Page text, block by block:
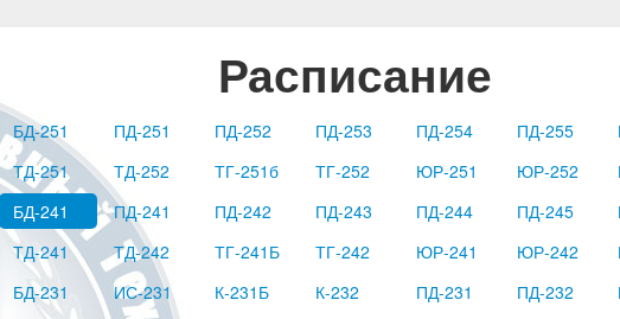
Расписание
БД-251 ПД-251 ПД-252 ПД-253 ПД-254 ПД-255
ТД-251
ТД-252 ТГ-251б ТГ-252 ЮР-251 ЮР-252
БД-241
ПД-241 ПД-242 ПД-243 ПД-244 ПД-245
ТД-241
ТД-242 ТГ-241Б ТГ-242 ЮР-241 ЮР-242
БД-231
ИС-231 К-231Б К-232 ПД-231 ПД-232